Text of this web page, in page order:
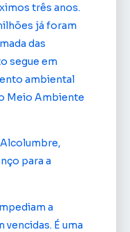
três anos.
já foram
das
segue em
ambiental
Meio Ambiente
para a
a
É uma